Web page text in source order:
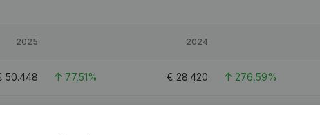
2025 2024
50.448 77,51% € 28.420 276,59%